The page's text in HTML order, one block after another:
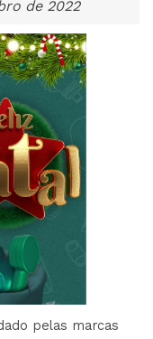
de 2022
pelas marcas